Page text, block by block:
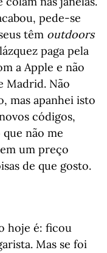
pede-se
têm outdoors
paga pela
a Apple e não
Madrid. Não
mas apanhei isto
códigos,
não me
um preço
de que gosto.
hoje é: ficou
Mas se foi